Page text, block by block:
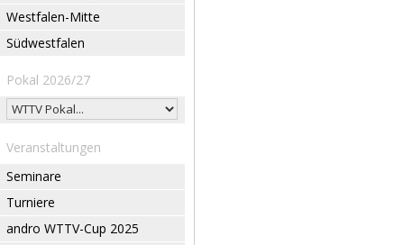
Westfalen-Mitte
Südwestfalen
Pokal 2026/27
Veranstaltungen
Seminare
Turniere
andro WTTV-Cup 2025